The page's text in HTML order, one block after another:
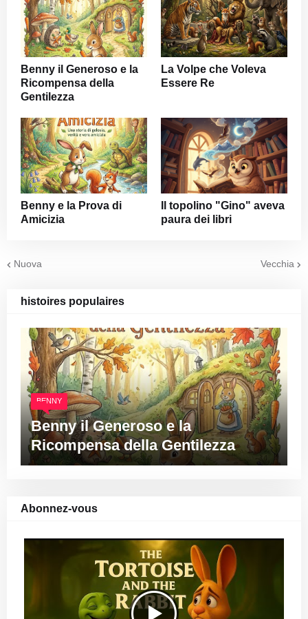
Benny il Generoso e la
Ricompensa della
Gentilezza
La Volpe che Voleva
Essere Re
Benny e la Prova di
Amicizia
Il topolino "Gino" aveva
paura dei libri
Nuova Vecchia
histoires populaires
BENNY
Benny il Generoso e la
Ricompensa della Gentilezza
Abonnez-vous